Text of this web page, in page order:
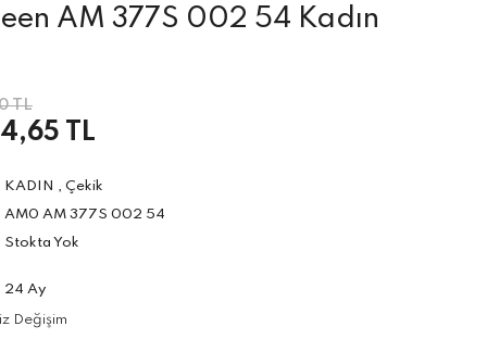
AM 377S 002 54 Kadın
TL
TL
KADIN , Çekik
AM0 AM 377S 002 54
Stokta Yok
24 Ay
Değişim